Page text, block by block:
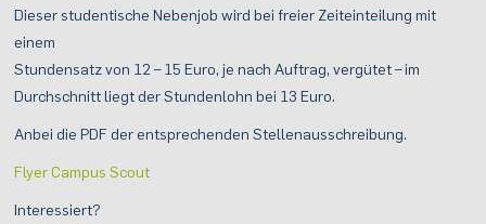
Dieser studentische Nebenjob wird bei freier Zeiteinteilung mit
einem
Stundensatz von 12 – 15 Euro, je nach Auftrag, vergütet – im
Durchschnitt liegt der Stundenlohn bei 13 Euro.
Anbei die PDF der entsprechenden Stellenausschreibung.
Flyer Campus Scout
Interessiert?